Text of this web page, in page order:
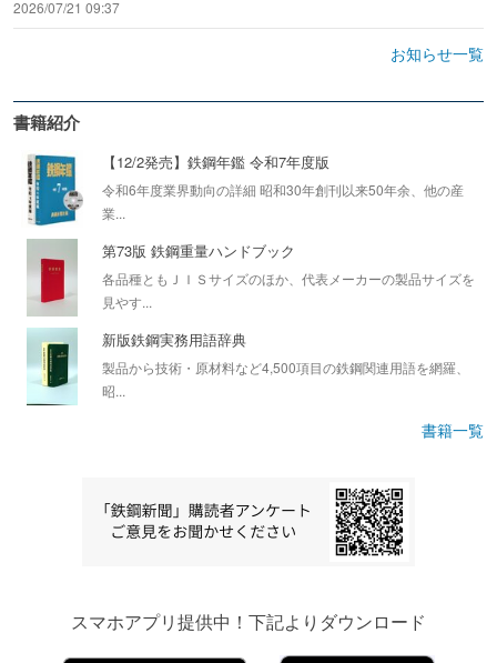
2026/07/21 09:37
お知らせ一覧
書籍紹介
【12/2発売】鉄鋼年鑑 令和7年度版
令和6年度業界動向の詳細 昭和30年創刊以来50年余、他の産
業...
第73版 鉄鋼重量ハンドブック
各品種ともＪＩＳサイズのほか、代表メーカーの製品サイズを
見やす...
新版鉄鋼実務用語辞典
製品から技術・原材料など4,500項目の鉄鋼関連用語を網羅、
昭...
書籍一覧
スマホアプリ提供中！下記よりダウンロード